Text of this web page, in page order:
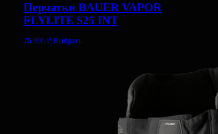
Перчатки BAUER VAPOR
FLYLITE S25 INT
26 990 Р Выбрать